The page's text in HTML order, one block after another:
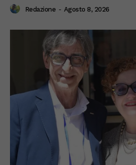
Redazione - Agosto 8, 2026